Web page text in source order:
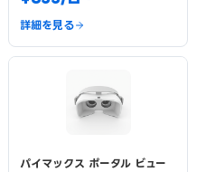
詳細を見る
パイマックス ポータル ビュー